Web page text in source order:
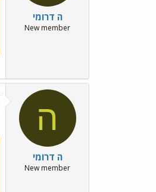
ה דרומי
New member
ה
ה דרומי
New member